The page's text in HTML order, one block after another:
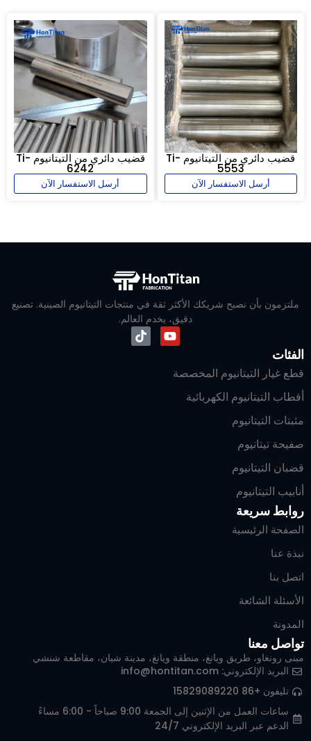
قضيب دائري من التيتانيوم Ti-
5553
أرسل الاستفسار الآن
قضيب دائري من التيتانيوم Ti-
6242
أرسل الاستفسار الآن
ملتزمون بأن نصبح شريكك الأكثر ثقة في منتجات التيتانيوم الصينية. تصنيع
دقيق، يخدم العالم.
الفئات
قطع غيار التيتانيوم المخصصة
أقطاب التيتانيوم الكهربائية
مثبتات التيتانيوم
صفيحة تيتانيوم
قضبان التيتانيوم
أنابيب التيتانيوم
روابط سريعة
الصفحة الرئيسية
نبذة عنا
اتصل بنا
الأسئلة الشائعة
المدونة
تواصل معنا
مبنى رونغاو، طريق ويانغ، منطقة ويانغ، مدينة شيان، مقاطعة شنشي
البريد الإلكتروني:info@hontitan.com
تليفون +86 15829089220
ساعات العمل من الإثنين إلى الجمعة 9:00 صباحاً - 6:00 مساءً
الدعم عبر البريد الإلكتروني 24/7
Korean
Italian